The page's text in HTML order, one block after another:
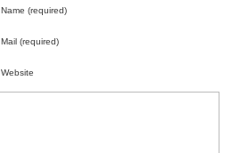
Name (required)
Mail (required)
Website